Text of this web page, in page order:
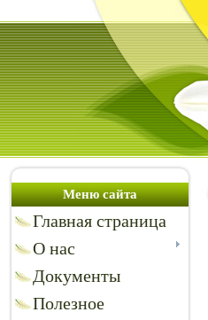
Меню сайта
Главная страница
О нас
Документы
Полезное